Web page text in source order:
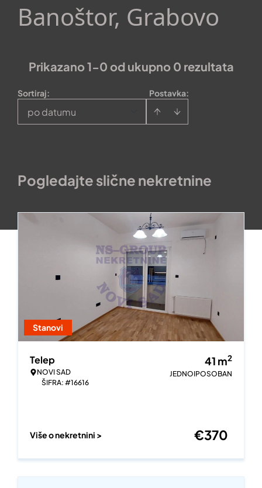
Banoštor, Grabovo
Prikazano 1-0 od ukupno 0 rezultata
Postavka:
Sortiraj:
po datumu
Pogledajte slične nekretnine
Stanovi
Telep
NOVI SAD
ŠIFRA: #16616
41 m2
JEDNOIPOSOBAN
Više o nekretnini > €370